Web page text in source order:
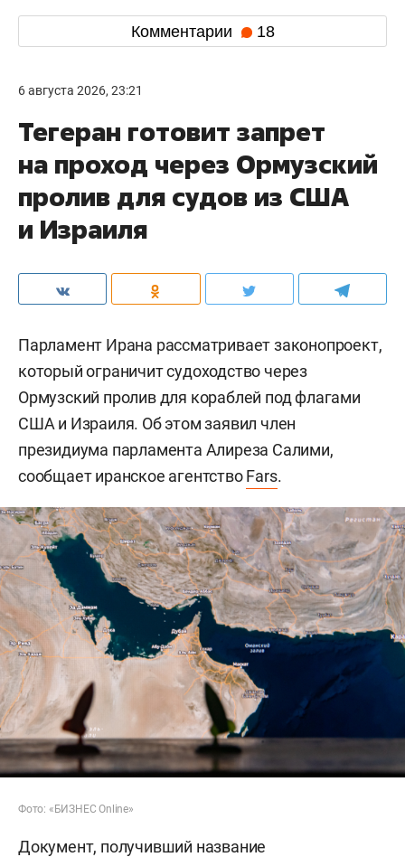
Комментарии 18
6 августа 2026, 23:21
Тегеран готовит запрет
на проход через Ормузский
пролив для судов из США
и Израиля
Парламент Ирана рассматривает законопроект,
который ограничит судоходство через
Ормузский пролив для кораблей под флагами
США и Израиля. Об этом заявил член
президиума парламента Алиреза Салими,
сообщает иранское агентствоFars.
Фото: «БИЗНЕС Online»
Документ, получивший название